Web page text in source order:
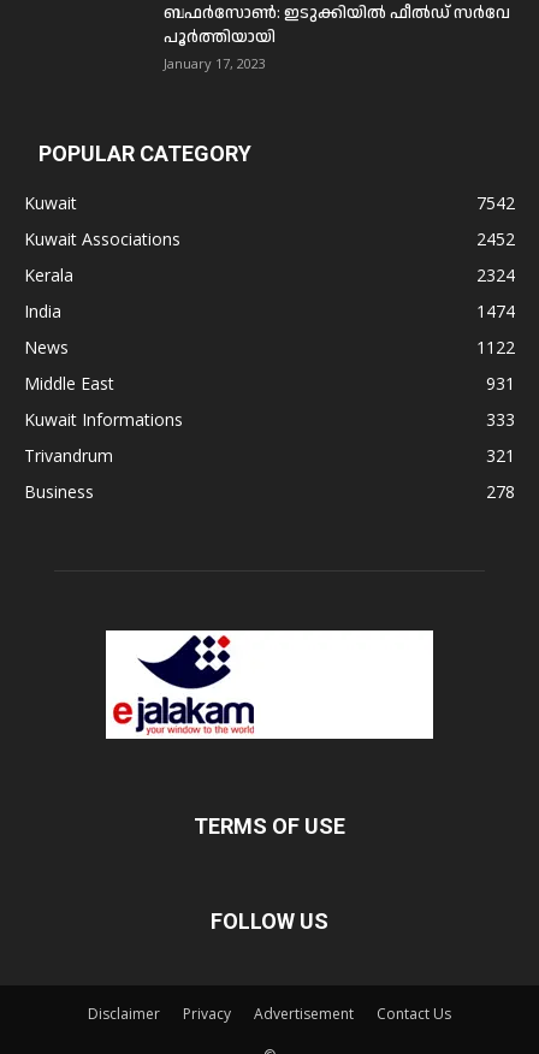
ബഫര്‍സോണ്‍: ഇടുക്കിയില്‍ ഫീല്‍ഡ് സര്‍വേ
പൂര്‍ത്തിയായി
January 17, 2023
POPULAR CATEGORY
Kuwait
7542
Kuwait Associations
2452
Kerala
2324
India
1474
News
1122
Middle East
931
Kuwait Informations
333
Trivandrum
321
Business
278
TERMS OF USE
FOLLOW US
Disclaimer Privacy Advertisement Contact Us